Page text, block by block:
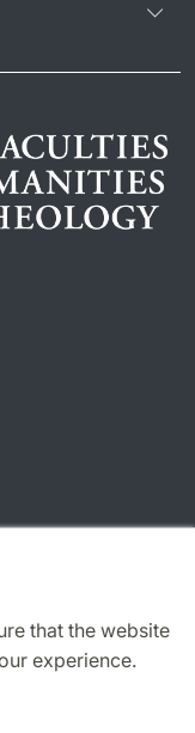
that the website
experience.